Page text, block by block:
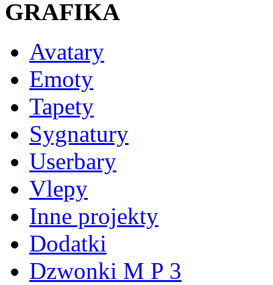
GRAFIKA
Avatary
Emoty
Tapety
Sygnatury
Userbary
Vlepy
Inne projekty
Dodatki
Dzwonki M P 3